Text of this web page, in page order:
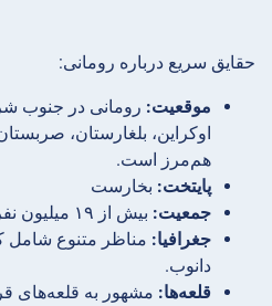
حقایق سریع درباره رومانی:
موقعیت: رومانی در جنوب
اوکراین، بلغارستان،
هم‌مرز است.
پایتخت: بخارست
جمعیت: بیش از ۱۹ میلیون نفر
جغرافیا: مناظر متنوع شامل
دانوب.
قلعه‌ها: مشهور به قلعه‌های